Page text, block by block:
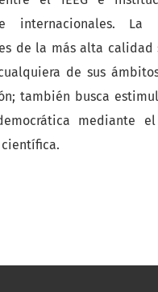
internacionales. La
de la más alta
de sus
también busca
mediante